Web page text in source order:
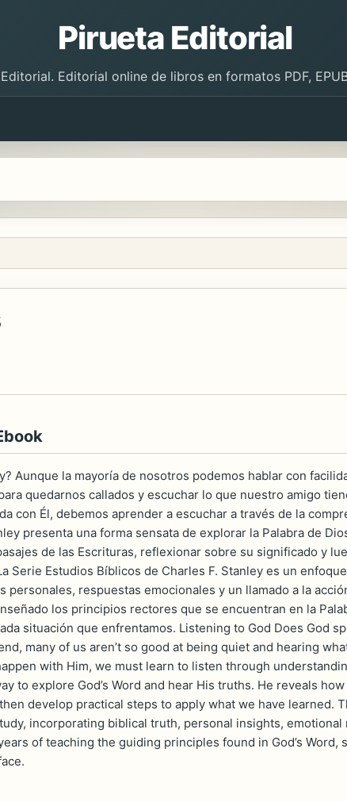
Pirueta Editorial
Editorial online de libros en formatos PDF,
Aunque la mayoría de nosotros podemos hablar con
quedarnos callados y escuchar lo que nuestro amigo
con Él, debemos aprender a escuchar a través de la
presenta una forma sensata de explorar la Palabra de
de las Escrituras, reflexionar sobre su significado y
Serie Estudios Bíblicos de Charles F. Stanley es un
personales, respuestas emocionales y un llamado a la
los principios rectores que se encuentran en la
situación que enfrentamos. Listening to God Does God
many of us aren’t so good at being quiet and hearing
with Him, we must learn to listen through
to explore God’s Word and hear His truths. He reveals
develop practical steps to apply what we have learned.
incorporating biblical truth, personal insights,
of teaching the guiding principles found in God’s